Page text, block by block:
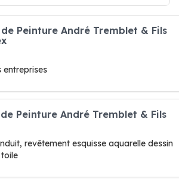
Peinture André Tremblet & Fils
entreprises
Peinture André Tremblet & Fils
revêtement esquisse aquarelle dessin